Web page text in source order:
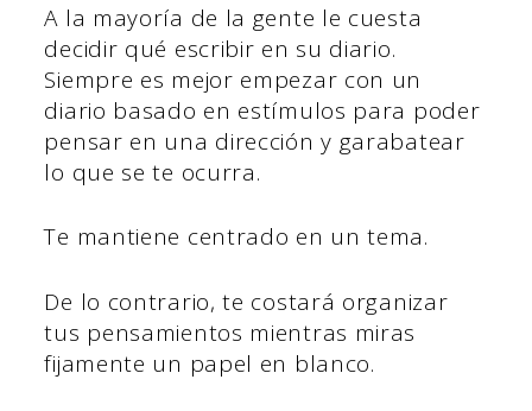
A la mayoría de la gente le cuesta
decidir qué escribir en su diario.
Siempre es mejor empezar con un
diario basado en estímulos para poder
pensar en una dirección y garabatear
lo que se te ocurra.
Te mantiene centrado en un tema.
De lo contrario, te costará organizar
tus pensamientos mientras miras
fijamente un papel en blanco.